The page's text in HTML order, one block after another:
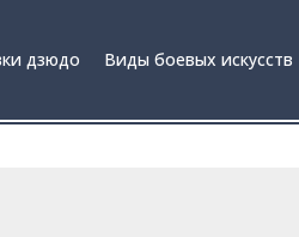
дзюдо Виды боевых искусств